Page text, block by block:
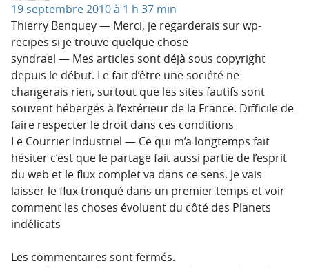
19 septembre 2010 à 1 h 37 min
Thierry Benquey — Merci, je regarderais sur wp-
recipes si je trouve quelque chose
syndrael — Mes articles sont déjà sous copyright
depuis le début. Le fait d’être une société ne
changerais rien, surtout que les sites fautifs sont
souvent hébergés à l’extérieur de la France. Difficile de
faire respecter le droit dans ces conditions
Le Courrier Industriel — Ce qui m’a longtemps fait
hésiter c’est que le partage fait aussi partie de l’esprit
du web et le flux complet va dans ce sens. Je vais
laisser le flux tronqué dans un premier temps et voir
comment les choses évoluent du côté des Planets
indélicats
Les commentaires sont fermés.